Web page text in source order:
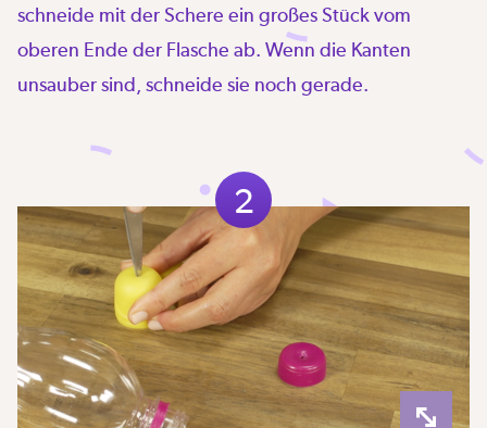
schneide mit der Schere ein großes Stück vom
oberen Ende der Flasche ab. Wenn die Kanten
unsauber sind, schneide sie noch gerade.
2